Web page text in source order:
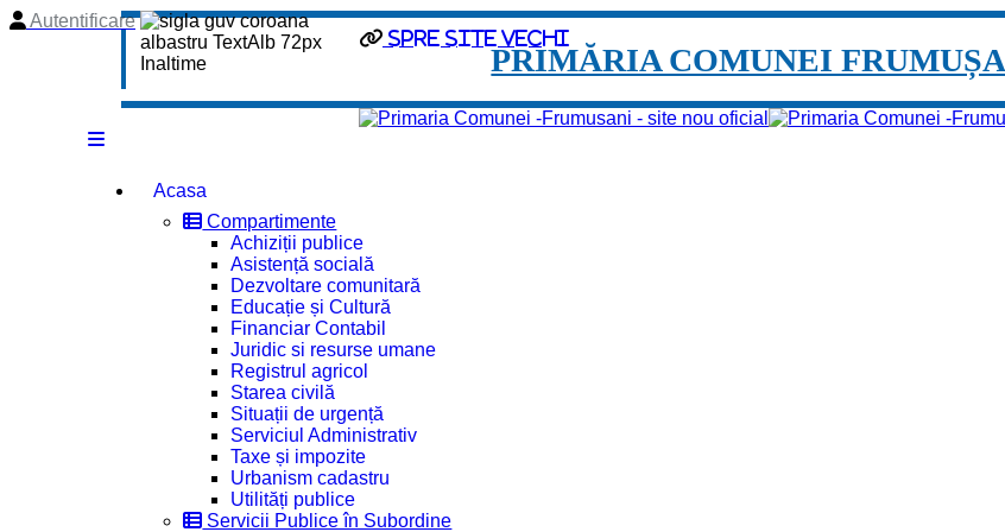
spre site vechi
Autentificare
PRIMĂRIA COMUNEI
Acasa
Compartimente
Achiziții publice
Asistență socială
Dezvoltare comunitară
Educație și Cultură
Financiar Contabil
Juridic si resurse umane
Registrul agricol
Starea civilă
Situații de urgență
Serviciul Administrativ
Taxe și impozite
Urbanism cadastru
Utilități publice
Servicii Publice în Subordine